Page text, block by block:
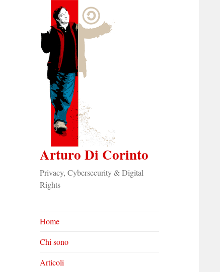
Arturo Di Corinto
Privacy, Cybersecurity & Digital
Rights
Home
Chi sono
Articoli